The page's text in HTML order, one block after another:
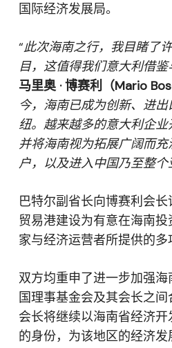
国际经济发展局。
“此次海南之行，我目睹了
目，这值得我们意大利借鉴
马里奥 · 博赛利（Mario
今，海南已成为创新、进
纽。越来越多的意大利企业
并将海南视为拓展广阔而
户，以及进入中国乃至整个
巴特尔副省长向博赛利会
贸易港建设为有意在海南
家与经济运营者所提供的多
双方均重申了进一步加强
国理事基金会及其会长之
会长将继续以海南省经济
的身份，为该地区的经济